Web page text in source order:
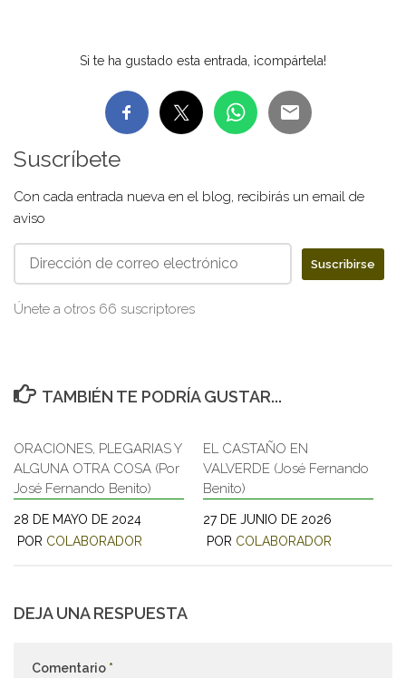
Si te ha gustado esta entrada, ¡compártela!
Suscríbete
Con cada entrada nueva en el blog, recibirás un email de
aviso
electrónico
Suscribirse
Únete a otros 66 suscriptores
TAMBIÉN TE PODRÍA GUSTAR...
ORACIONES, PLEGARIAS Y
ALGUNA OTRA COSA (Por
José Fernando Benito)
28 DE MAYO DE 2024
POR COLABORADOR
EL CASTAÑO EN
VALVERDE (José Fernando
Benito)
27 DE JUNIO DE 2026
POR COLABORADOR
DEJA UNA RESPUESTA
Comentario *